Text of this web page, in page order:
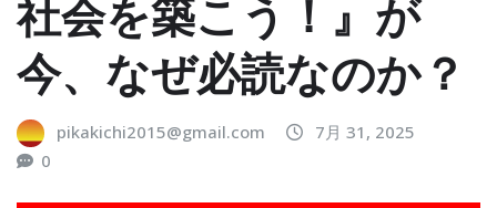
社会を築こう！』が
今、なぜ必読なのか？
pikakichi2015@gmail.com
7月 31, 2025
0